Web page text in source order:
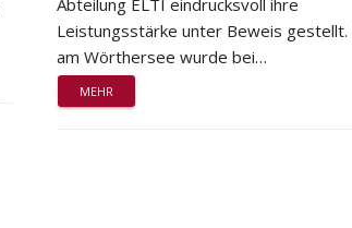
Abteilung ELTI eindrucksvoll ihre
Leistungsstärke unter Beweis
am Wörthersee wurde bei…
MEHR